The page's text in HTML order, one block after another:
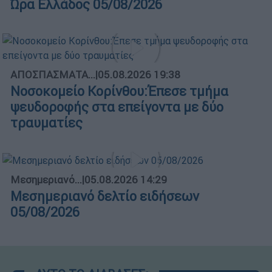
Ώρα Ελλάδος 05/08/2026
ΑΠΟΣΠΑΣΜΑΤΑ...|05.08.2026 19:38
Νοσοκομείο Κορίνθου:Έπεσε τμήμα
ψευδοροφής στα επείγοντα με δύο
τραυματίες
Μεσημεριανό...|05.08.2026 14:29
Μεσημεριανό δελτίο ειδήσεων
05/08/2026